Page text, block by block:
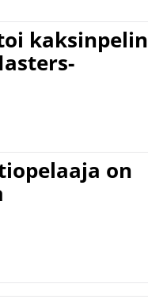
kaksinpelin
on